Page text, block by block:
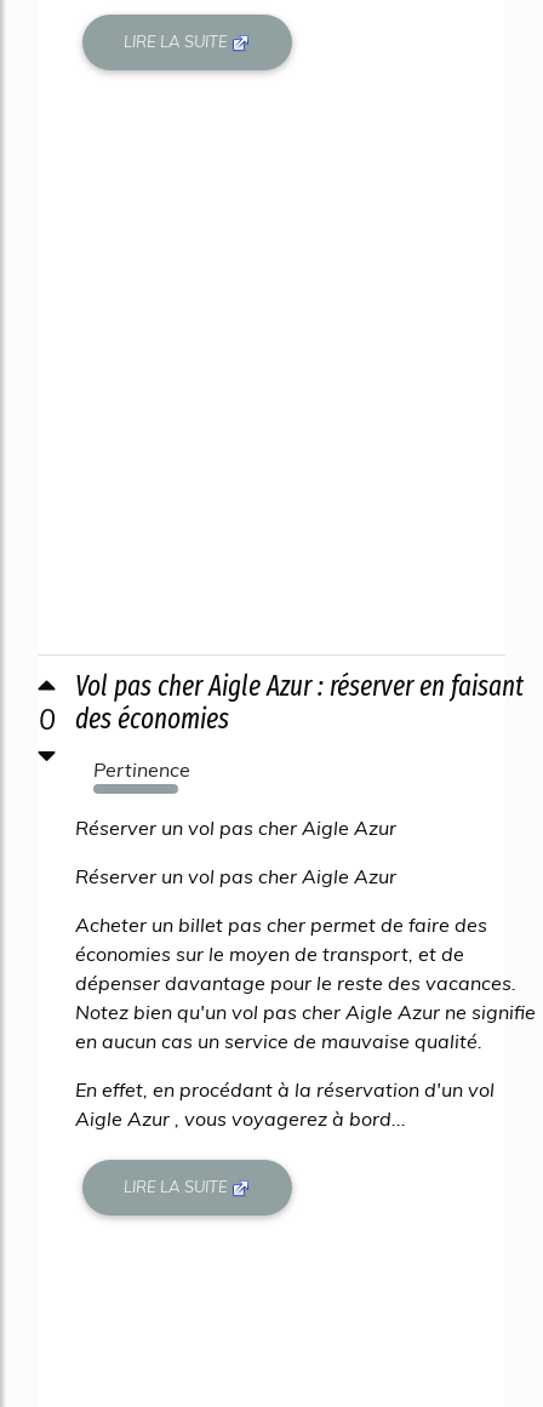
LIRE LA SUITE
0
Vol pas cher Aigle Azur : réserver en faisant
des économies
Pertinence
2705%
Réserver un vol pas cher Aigle Azur
Réserver un vol pas cher Aigle Azur
Acheter un billet pas cher permet de faire des
économies sur le moyen de transport, et de
dépenser davantage pour le reste des vacances.
Notez bien qu'un vol pas cher Aigle Azur ne signifie
en aucun cas un service de mauvaise qualité.
En effet, en procédant à la réservation d'un vol
Aigle Azur , vous voyagerez à bord...
LIRE LA SUITE